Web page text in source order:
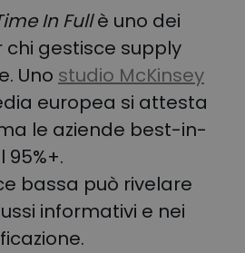
In Fullè uno dei
chi gestisce supply
Uno studio McKinsey
europea si attesta
le aziende best-in-
95%+.
bassa può rivelare
informativi e nei